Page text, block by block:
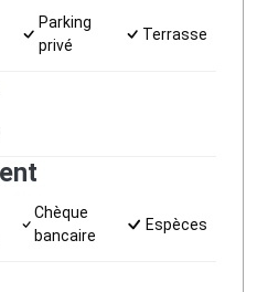
Parking
privé
Terrasse
Chèque
bancaire
Espèces